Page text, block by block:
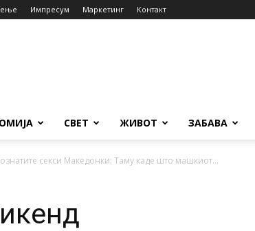
Импресум Маркетинг Контакт
СВЕТ ЖИВОТ ЗАБАВА
секси Македонки: Таму каде што машкиот...